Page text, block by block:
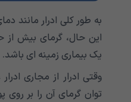
به طور کلی ادرار مانند
این حال، گرمای بیش
یک بیماری زمینه ای باشد.
وقتی ادرار از مجاری
توان گرمای آن را بر